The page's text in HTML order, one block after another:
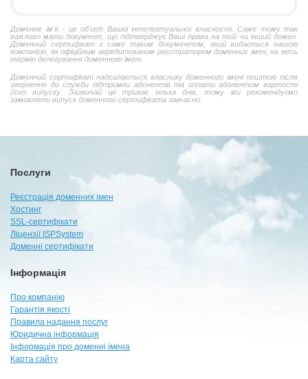
Доменне ім'я - це об'єкт Вашої інтелектуальної власності. Саме тому так
важливо мати документ, що підтверджує Ваші права на той чи інший домен.
Доменний сертифікат є саме таким документом, який видається нашою
компанією, як офіційним акредитованим реєстратором доменних імен, на весь
термін делегування доменного імені.
Доменний сертифікат надсилається власнику доменного імені поштою після
звернення до служби підтримки абонентів та оплати абонентом вартості
його випуску. Зазвичай це триває кілька днів, тому ми рекомендуємо
замовляти випуск доменного сертифіката завчасно.
Послуги
Реєстрація доменних імен
Хостинг
SSL-сертифікати
Ліцензії ISPSystem
Доменні сертифікати
Інформація
Про компанію
Гарантія якості
Правила надання послуг
Юридична інформація
Інформація про доменні імена
Карта сайту